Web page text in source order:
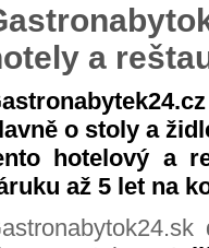
a
o stoly a
hotelový a
až 5 let na